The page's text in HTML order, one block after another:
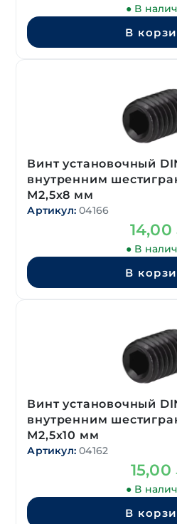
● В
В
Винт установочный
внутренним
М2,5х8 мм
Артикул: 04166
14,00
● В
В
Винт установочный
внутренним
М2,5х10 мм
Артикул: 04162
15,00
● В
В